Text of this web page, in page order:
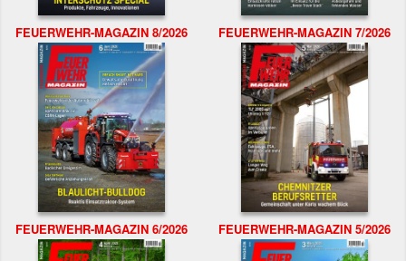
FEUERWEHR-MAGAZIN 8/2026 FEUERWEHR-MAGAZIN 7/2026
FEUERWEHR-MAGAZIN 6/2026 FEUERWEHR-MAGAZIN 5/2026